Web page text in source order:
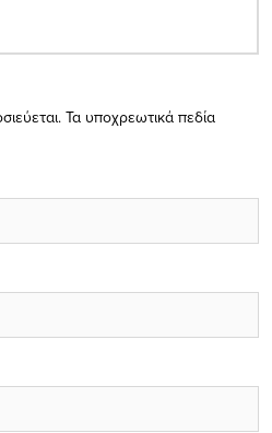
Τα υποχρεωτικά πεδία